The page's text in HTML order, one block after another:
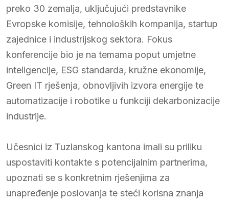
preko 30 zemalja, uključujući predstavnike
Evropske komisije, tehnoloških kompanija, startup
zajednice i industrijskog sektora. Fokus
konferencije bio je na temama poput umjetne
inteligencije, ESG standarda, kružne ekonomije,
Green IT rješenja, obnovljivih izvora energije te
automatizacije i robotike u funkciji dekarbonizacije
industrije.
Učesnici iz Tuzlanskog kantona imali su priliku
uspostaviti kontakte s potencijalnim partnerima,
upoznati se s konkretnim rješenjima za
unapređenje poslovanja te steći korisna znanja